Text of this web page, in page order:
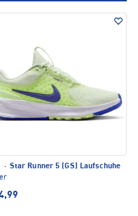
· Star Runner 5 (GS) Laufschuhe